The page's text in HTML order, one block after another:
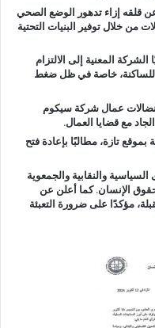
قلقه إزاء تدهور الوضع الصحي
من خلال توفير البنيات التحتية
المعنية إلى الالتزام
للساكنة، خاصة في ظل ضغط
عمال شركة سيكوم
مع قضايا العمال.
تازة، مطالبًا بإعادة فتح
والنقابية والجمعوية
الإنسان. كما أعلن عن
مؤكدًا على ضرورة التعبئة